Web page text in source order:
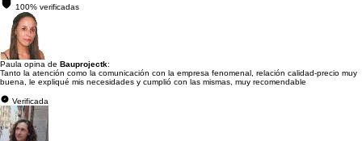
100% verificadas
Paula opina de Bauprojectk:
Tanto la atención como la comunicación con la empresa fenomenal, relación calidad-precio muy
buena, le expliqué mis necesidades y cumplió con las mismas, muy recomendable
Verificada